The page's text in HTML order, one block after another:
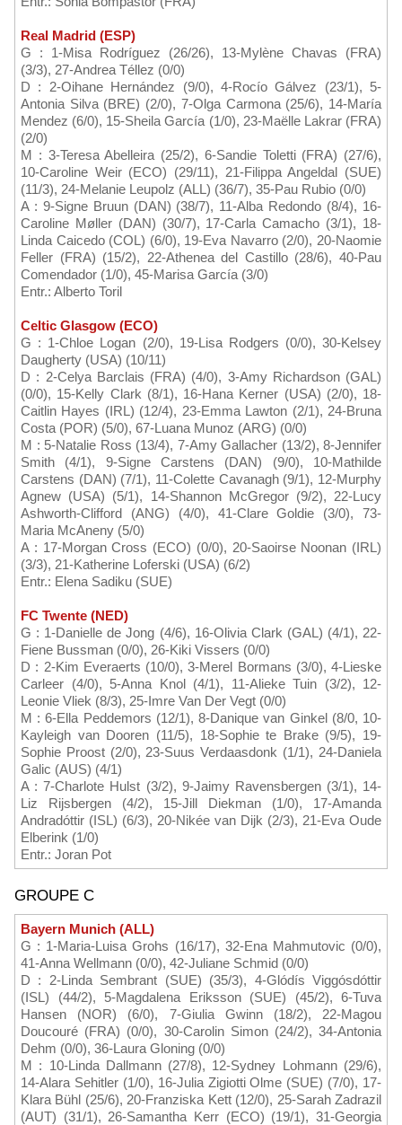
Real Madrid (ESP)
G : 1-Misa Rodríguez (26/26), 13-Mylène Chavas (FRA)
(3/3), 27-Andrea Téllez (0/0)
D : 2-Oihane Hernández (9/0), 4-Rocío Gálvez (23/1), 5-
Antonia Silva (BRE) (2/0), 7-Olga Carmona (25/6), 14-María
Mendez (6/0), 15-Sheila García (1/0), 23-Maëlle Lakrar (FRA)
(2/0)
M : 3-Teresa Abelleira (25/2), 6-Sandie Toletti (FRA) (27/6),
10-Caroline Weir (ECO) (29/11), 21-Filippa Angeldal (SUE)
(11/3), 24-Melanie Leupolz (ALL) (36/7), 35-Pau Rubio (0/0)
A : 9-Signe Bruun (DAN) (38/7), 11-Alba Redondo (8/4), 16-
Caroline Møller (DAN) (30/7), 17-Carla Camacho (3/1), 18-
Linda Caicedo (COL) (6/0), 19-Eva Navarro (2/0), 20-Naomie
Feller (FRA) (15/2), 22-Athenea del Castillo (28/6), 40-Pau
Comendador (1/0), 45-Marisa García (3/0)
Entr.: Alberto Toril
Celtic Glasgow (ECO)
G : 1-Chloe Logan (2/0), 19-Lisa Rodgers (0/0), 30-Kelsey
Daugherty (USA) (10/11)
D : 2-Celya Barclais (FRA) (4/0), 3-Amy Richardson (GAL)
(0/0), 15-Kelly Clark (8/1), 16-Hana Kerner (USA) (2/0), 18-
Caitlin Hayes (IRL) (12/4), 23-Emma Lawton (2/1), 24-Bruna
Costa (POR) (5/0), 67-Luana Munoz (ARG) (0/0)
M : 5-Natalie Ross (13/4), 7-Amy Gallacher (13/2), 8-Jennifer
Smith (4/1), 9-Signe Carstens (DAN) (9/0), 10-Mathilde
Carstens (DAN) (7/1), 11-Colette Cavanagh (9/1), 12-Murphy
Agnew (USA) (5/1), 14-Shannon McGregor (9/2), 22-Lucy
Ashworth-Clifford (ANG) (4/0), 41-Clare Goldie (3/0), 73-
Maria McAneny (5/0)
A : 17-Morgan Cross (ECO) (0/0), 20-Saoirse Noonan (IRL)
(3/3), 21-Katherine Loferski (USA) (6/2)
Entr.: Elena Sadiku (SUE)
FC Twente (NED)
G : 1-Danielle de Jong (4/6), 16-Olivia Clark (GAL) (4/1), 22-
Fiene Bussman (0/0), 26-Kiki Vissers (0/0)
D : 2-Kim Everaerts (10/0), 3-Merel Bormans (3/0), 4-Lieske
Carleer (4/0), 5-Anna Knol (4/1), 11-Alieke Tuin (3/2), 12-
Leonie Vliek (8/3), 25-Imre Van Der Vegt (0/0)
M : 6-Ella Peddemors (12/1), 8-Danique van Ginkel (8/0, 10-
Kayleigh van Dooren (11/5), 18-Sophie te Brake (9/5), 19-
Sophie Proost (2/0), 23-Suus Verdaasdonk (1/1), 24-Daniela
Galic (AUS) (4/1)
A : 7-Charlote Hulst (3/2), 9-Jaimy Ravensbergen (3/1), 14-
Liz Rijsbergen (4/2), 15-Jill Diekman (1/0), 17-Amanda
Andradóttir (ISL) (6/3), 20-Nikée van Dijk (2/3), 21-Eva Oude
Elberink (1/0)
Entr.: Joran Pot
GROUPE C
Bayern Munich (ALL)
G : 1-Maria-Luisa Grohs (16/17), 32-Ena Mahmutovic (0/0),
41-Anna Wellmann (0/0), 42-Juliane Schmid (0/0)
D : 2-Linda Sembrant (SUE) (35/3), 4-Glódís Viggósdóttir
(ISL) (44/2), 5-Magdalena Eriksson (SUE) (45/2), 6-Tuva
Hansen (NOR) (6/0), 7-Giulia Gwinn (18/2), 22-Magou
Doucouré (FRA) (0/0), 30-Carolin Simon (24/2), 34-Antonia
Dehm (0/0), 36-Laura Gloning (0/0)
M : 10-Linda Dallmann (27/8), 12-Sydney Lohmann (29/6),
14-Alara Sehitler (1/0), 16-Julia Zigiotti Olme (SUE) (7/0), 17-
Klara Bühl (25/6), 20-Franziska Kett (12/0), 25-Sarah Zadrazil
(AUT) (31/1), 26-Samantha Kerr (ECO) (19/1), 31-Georgia